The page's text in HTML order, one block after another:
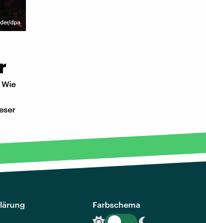
dpa
Farbschema